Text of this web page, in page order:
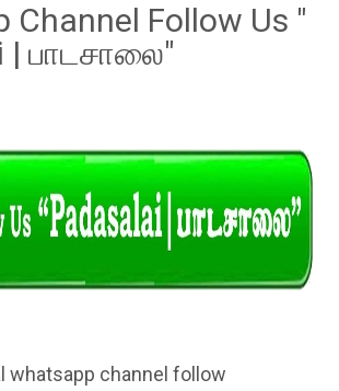
Channel Follow Us "
| பாடசாலை"
whatsapp channel follow